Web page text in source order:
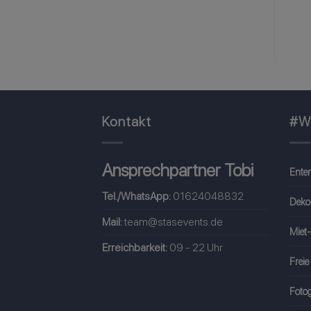
Kontakt
Ansprechpartner Tobi
Tel./WhatsApp: 01624048832
Mail:team@stasevents.de
Erreichbarkeit: 09 - 22 Uhr